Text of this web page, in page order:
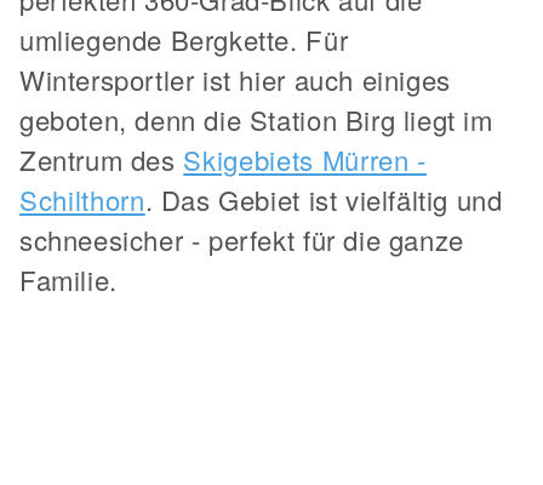
umliegende Bergkette. Für
Wintersportler ist hier auch einiges
geboten, denn die Station Birg liegt im
Zentrum des Skigebiets Mürren -
Schilthorn. Das Gebiet ist vielfältig und
schneesicher - perfekt für die ganze
Familie.